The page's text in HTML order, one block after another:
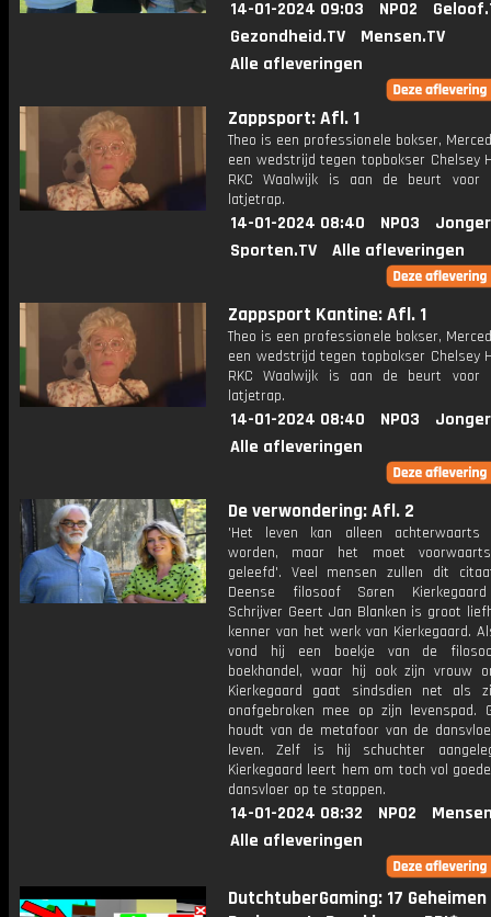
14-01-2024 09:03 NPO2
Gezondheid.TV
Mensen.TV
Alle afleveringen
Zappsport: Afl. 1
Theo is een professionele bokser,
een wedstrijd tegen topbokser Chelsey
RKC Waalwijk is aan de beurt voor
latjetrap.
14-01-2024 08:40 NPO3
Sporten.TV
Alle afleveringen
Zappsport Kantine: Afl. 1
Theo is een professionele bokser,
een wedstrijd tegen topbokser Chelsey
RKC Waalwijk is aan de beurt voor
latjetrap.
14-01-2024 08:40 NPO3
Alle afleveringen
De verwondering: Afl. 2
'Het leven kan alleen achterwaarts
worden, maar het moet
geleefd'. Veel mensen zullen dit
Deense filosoof Søren
Schrijver Geert Jan Blanken is groot
kenner van het werk van Kierkegaard.
vond hij een boekje van de
boekhandel, waar hij ook zijn vrouw
Kierkegaard gaat sindsdien net als
onafgebroken mee op zijn levenspad.
houdt van de metafoor van de
leven. Zelf is hij schuchter
Kierkegaard leert hem om toch vol
dansvloer op te stappen.
14-01-2024 08:32 NPO2
Alle afleveringen
DutchtuberGaming: 17 Geheimen